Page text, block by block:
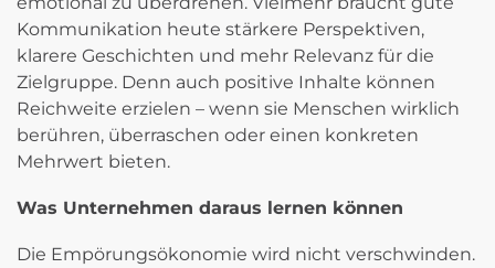
Kommunikation heute stärkere Perspektiven,
klarere Geschichten und mehr Relevanz für die
Zielgruppe. Denn auch positive Inhalte können
Reichweite erzielen – wenn sie Menschen wirklich
berühren, überraschen oder einen konkreten
Mehrwert bieten.
Was Unternehmen daraus lernen können
Die Empörungsökonomie wird nicht verschwinden.